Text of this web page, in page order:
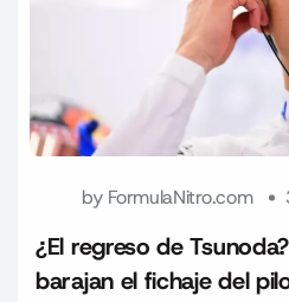
by FormulaNitro.com
¿El regreso de
barajan el fichaje del